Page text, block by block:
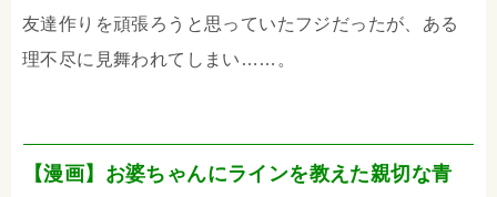
友達作りを頑張ろうと思っていたフジだったが、ある
理不尽に見舞われてしまい……。
【漫画】お婆ちゃんにラインを教えた親切な青